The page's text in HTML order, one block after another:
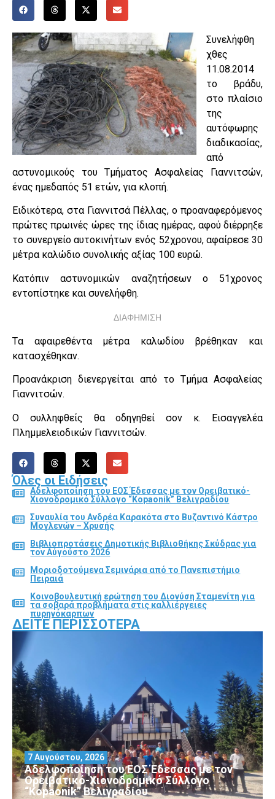
Συνελήφθη
χθες
11.08.2014
το βράδυ,
στο πλαίσιο
της
αυτόφωρης
διαδικασίας,
από
αστυνομικούς του Τμήματος Ασφαλείας Γιαννιτσών,
ένας ημεδαπός 51 ετών, για κλοπή.
Ειδικότερα, στα Γιαννιτσά Πέλλας, ο προαναφερόμενος
πρώτες πρωινές ώρες της ίδιας ημέρας, αφού διέρρηξε
το συνεργείο αυτοκινήτων ενός 52χρονου, αφαίρεσε 30
μέτρα καλώδιο συνολικής αξίας 100 ευρώ.
Κατόπιν αστυνομικών αναζητήσεων ο 51χρονος
εντοπίστηκε και συνελήφθη.
ΔΙΑΦΗΜΙΣΗ
Tα αφαιρεθέντα μέτρα καλωδίου βρέθηκαν και
κατασχέθηκαν.
Προανάκριση διενεργείται από το Τμήμα Ασφαλείας
Γιαννιτσών.
Ο συλληφθείς θα οδηγηθεί σον κ. Εισαγγελέα
Πλημμελειοδικών Γιαννιτσών.
Όλες οι Ειδήσεις
Αδελφοποίηση του ΕΟΣ Έδεσσας με τον Ορειβατικό-
Χιονοδρομικό Σύλλογο “Kopaonik” Βελιγραδίου
Συναυλία του Ανδρέα Καρακότα στο Βυζαντινό Κάστρο
Μογλενών – Χρυσής
Βιβλιοπροτάσεις Δημοτικής Βιβλιοθήκης Σκύδρας για
τον Αύγούστο 2026
Μοριοδοτούμενα Σεμινάρια από το Πανεπιστήμιο
Πειραιά
Κοινοβουλευτική ερώτηση του Διονύση Σταμενίτη για
τα σοβαρά προβλήματα στις καλλιέργειες
πυρηνόκαρπων
ΔΕΊΤΕ ΠΕΡΙΣΣΌΤΕΡΑ
Αδελφοποίηση του ΕΟΣ Έδεσσας με τον
Ορειβατικό-Χιονοδρομικό Σύλλογο
“Kopaonik” Βελιγραδίου
7 Αυγούστου, 2026